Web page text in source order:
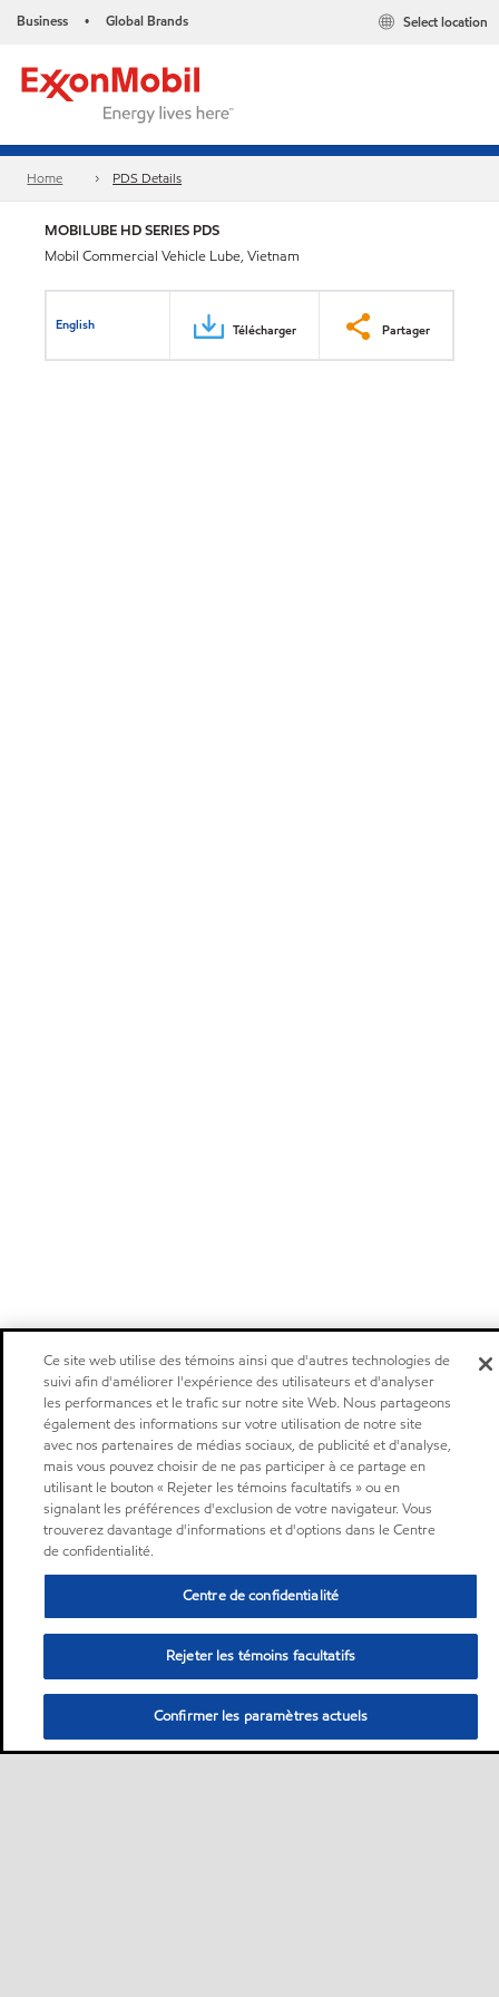
Business • Global Brands Select location
Home PDS Details
MOBILUBE HD SERIES PDS
Mobil Commercial Vehicle Lube, Vietnam
English Télécharger Partager
Ce site web utilise des témoins ainsi que d'autres technologies de
suivi afin d'améliorer l'expérience des utilisateurs et d'analyser
les performances et le trafic sur notre site Web. Nous partageons
également des informations sur votre utilisation de notre site
avec nos partenaires de médias sociaux, de publicité et d'analyse,
mais vous pouvez choisir de ne pas participer à ce partage en
utilisant le bouton « Rejeter les témoins facultatifs » ou en
signalant les préférences d'exclusion de votre navigateur. Vous
trouverez davantage d'informations et d'options dans le Centre
de confidentialité.
Centre de confidentialité
Rejeter les témoins facultatifs
Confirmer les paramètres actuels